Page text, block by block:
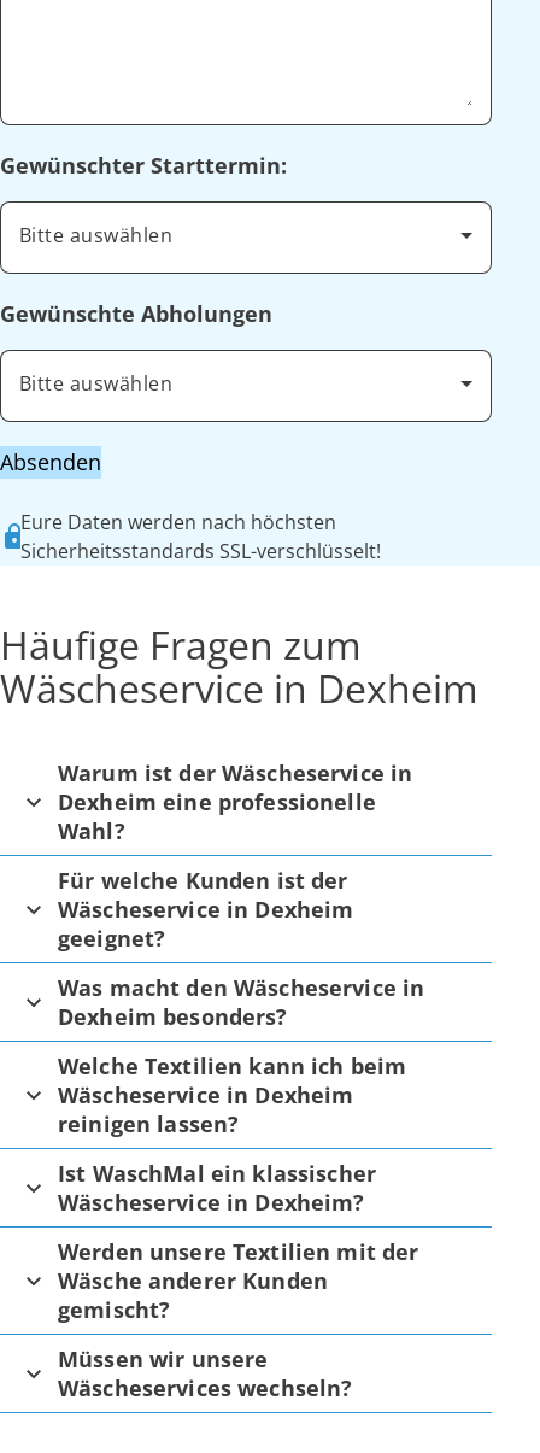
Gewünschter Starttermin:
Bitte auswählen
Gewünschte Abholungen
Bitte auswählen
Absenden
Eure Daten werden nach höchsten
Sicherheitsstandards SSL-verschlüsselt!
Häufige Fragen zum
Wäscheservice in Dexheim
Warum ist der Wäscheservice in
Dexheim eine professionelle
Wahl?
Für welche Kunden ist der
Wäscheservice in Dexheim
geeignet?
Was macht den Wäscheservice in
Dexheim besonders?
Welche Textilien kann ich beim
Wäscheservice in Dexheim
reinigen lassen?
Ist WaschMal ein klassischer
Wäscheservice in Dexheim?
Werden unsere Textilien mit der
Wäsche anderer Kunden
gemischt?
Müssen wir unsere
Wäscheservices wechseln?